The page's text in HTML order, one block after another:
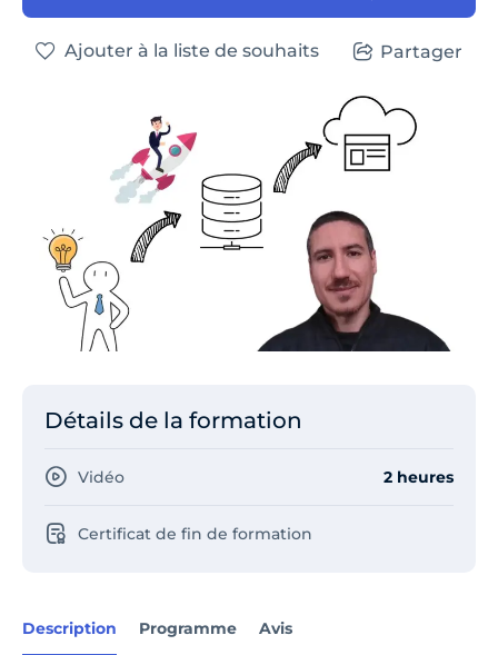
Description Programme Avis
Ajouter à la liste de souhaits Partager
Détails de la formation
Vidéo 2 heures
Certificat de fin de formation